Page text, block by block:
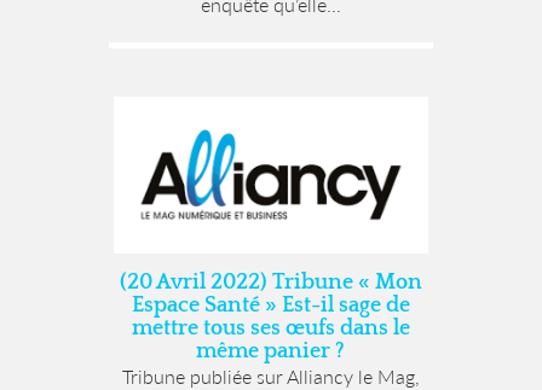
(20 Avril 2022) Tribune « Mon
Espace Santé » Est-il sage de
mettre tous ses œufs dans le
même panier ?
Tribune publiée sur Alliancy le Mag,